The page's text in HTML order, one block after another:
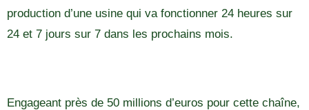
production d’une usine qui va fonctionner 24 heures sur
24 et 7 jours sur 7 dans les prochains mois.
Engageant près de 50 millions d’euros pour cette chaîne,